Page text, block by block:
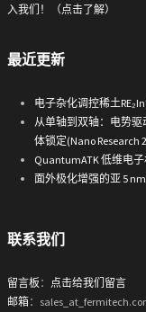
入我们！（点击了解）
最近更新
电子杂化调控稀土
从单轴到双轴：电势驱
体锁定(Nano Research
QuantumATK 低维电
面外极化增强的亚 5
联系我们
留言板 ： 点击给我们留言
邮箱：